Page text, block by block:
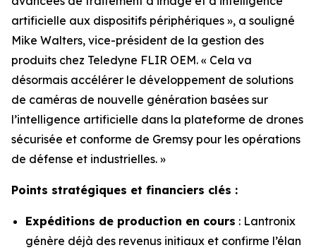
artificielle aux dispositifs périphériques », a souligné
Mike Walters, vice-président de la gestion des
produits chez Teledyne FLIR OEM. « Cela va
désormais accélérer le développement de solutions
de caméras de nouvelle génération basées sur
l’intelligence artificielle dans la plateforme de drones
sécurisée et conforme de Gremsy pour les opérations
de défense et industrielles. »
Points stratégiques et financiers clés :
Expéditions de production en cours : Lantronix
génère déjà des revenus initiaux et confirme l’élan